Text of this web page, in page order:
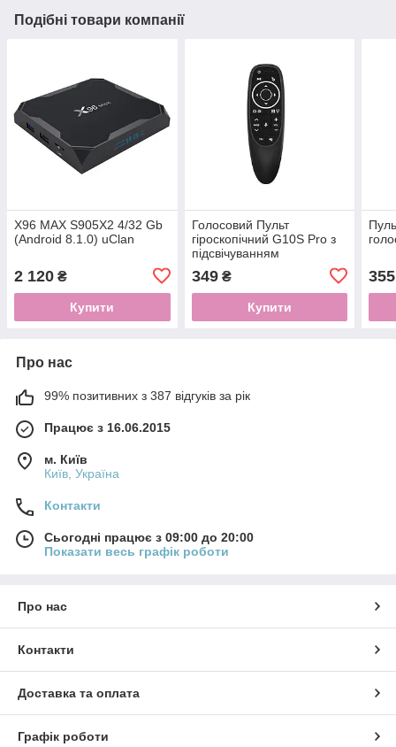
Подібні товари компанії
X96 MAX S905X2 4/32 Gb
(Android 8.1.0) uClan
2 120 ₴
Купити
Голосовий Пульт
гіроскопічний G10S Pro з
підсвічуванням
349₴
Купити
355
Про нас
99% позитивних з 387 відгуків за рік
Працює з 16.06.2015
м. Київ
Київ, Україна
Контакти
Сьогодні працює з 09:00 до 20:00
Показати весь графік роботи
Про нас
Контакти
Доставка та оплата
Графік роботи